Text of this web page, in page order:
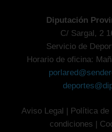
Diputación
C/ Sargal, 2
Servicio de
Horario de oficina:
Aviso Legal Política de
condiciones